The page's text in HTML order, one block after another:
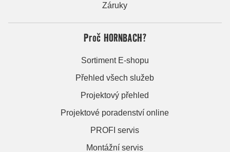
Záruky
Proč HORNBACH?
Sortiment E-shopu
Přehled všech služeb
Projektový přehled
Projektové poradenství online
PROFI servis
Montážní servis